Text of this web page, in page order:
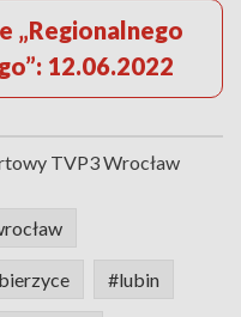
„Regionalnego
12.06.2022
TVP3 Wrocław
#lubin